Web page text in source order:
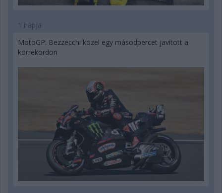
1 napja
MotoGP: Bezzecchi közel egy másodpercet javított a
körrekordon